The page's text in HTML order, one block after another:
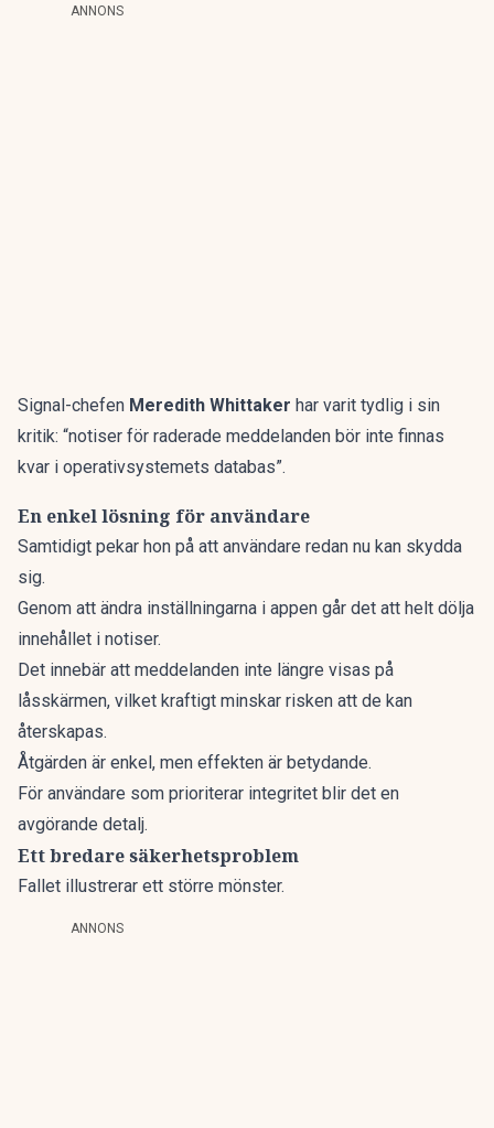
ANNONS
Signal-chefen Meredith Whittaker har varit tydlig i sin
kritik: “notiser för raderade meddelanden bör inte finnas
kvar i operativsystemets databas”.
En enkel lösning för användare
Samtidigt pekar hon på att användare redan nu kan skydda
sig.
Genom att ändra inställningarna i appen går det att helt dölja
innehållet i notiser.
Det innebär att meddelanden inte längre visas på
låsskärmen, vilket kraftigt minskar risken att de kan
återskapas.
Åtgärden är enkel, men effekten är betydande.
För användare som prioriterar integritet blir det en
avgörande detalj.
Ett bredare säkerhetsproblem
Fallet illustrerar ett större mönster.
ANNONS